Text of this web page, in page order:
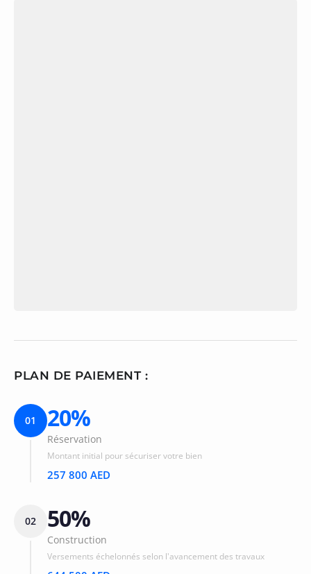
PLAN DE PAIEMENT :
01 20%
Réservation
Montant initial pour sécuriser votre bien
257 800 AED
02 50%
Construction
Versements échelonnés selon l'avancement des travaux